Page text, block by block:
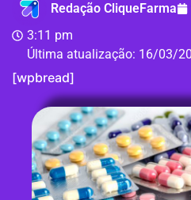
Redação CliqueFarma
3:11 pm
Última atualização: 16/03/
[wpbread]